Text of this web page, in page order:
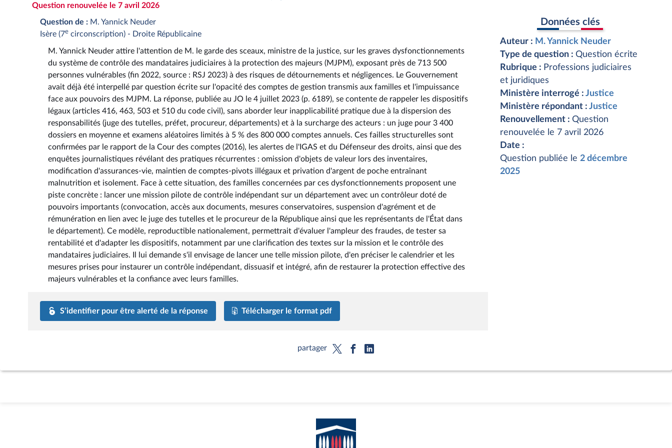
Question renouvelée le 7 avril 2026
Question de : M. Yannick Neuder
Isère (7e circonscription) - Droite Républicaine
M. Yannick Neuder attire l'attention de M. le garde des sceaux, ministre de la justice, sur les graves dysfonctionnements
du système de contrôle des mandataires judiciaires à la protection des majeurs (MJPM), exposant près de 713 500
personnes vulnérables (fin 2022, source : RSJ 2023) à des risques de détournements et négligences. Le Gouvernement
avait déjà été interpellé par question écrite sur l'opacité des comptes de gestion transmis aux familles et l'impuissance
face aux pouvoirs des MJPM. La réponse, publiée au JO le 4 juillet 2023 (p. 6189), se contente de rappeler les dispositifs
légaux (articles 416, 463, 503 et 510 du code civil), sans aborder leur inapplicabilité pratique due à la dispersion des
responsabilités (juge des tutelles, préfet, procureur, départements) et à la surcharge des acteurs : un juge pour 3 400
dossiers en moyenne et examens aléatoires limités à 5 % des 800 000 comptes annuels. Ces failles structurelles sont
confirmées par le rapport de la Cour des comptes (2016), les alertes de l'IGAS et du Défenseur des droits, ainsi que des
enquêtes journalistiques révélant des pratiques récurrentes : omission d'objets de valeur lors des inventaires,
modification d'assurances-vie, maintien de comptes-pivots illégaux et privation d'argent de poche entraînant
malnutrition et isolement. Face à cette situation, des familles concernées par ces dysfonctionnements proposent une
piste concrète : lancer une mission pilote de contrôle indépendant sur un département avec un contrôleur doté de
pouvoirs importants (convocation, accès aux documents, mesures conservatoires, suspension d'agrément et de
rémunération en lien avec le juge des tutelles et le procureur de la République ainsi que les représentants de l'État dans
le département). Ce modèle, reproductible nationalement, permettrait d'évaluer l'ampleur des fraudes, de tester sa
rentabilité et d'adapter les dispositifs, notamment par une clarification des textes sur la mission et le contrôle des
mandataires judiciaires. Il lui demande s'il envisage de lancer une telle mission pilote, d'en préciser le calendrier et les
mesures prises pour instaurer un contrôle indépendant, dissuasif et intégré, afin de restaurer la protection effective des
majeurs vulnérables et la confiance avec leurs familles.
S’identifier pour être alerté de la réponse Télécharger le format pdf
Données clés
Auteur : M. Yannick Neuder
Type de question : Question écrite
Rubrique : Professions judiciaires
et juridiques
Ministère interrogé : Justice
Ministère répondant : Justice
Renouvellement : Question
renouvelée le 7 avril 2026
Date :
Question publiée le 2 décembre
2025
partager